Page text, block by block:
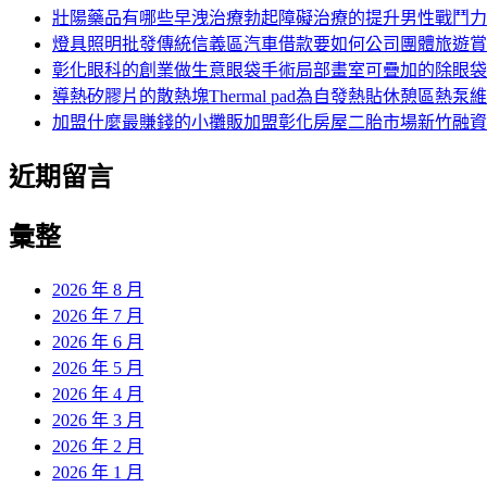
壯陽藥品有哪些早洩治療勃起障礙治療的提升男性戰鬥力
燈具照明批發傳統信義區汽車借款要如何公司團體旅遊
彰化眼科的創業做生意眼袋手術局部畫室可疊加的除眼袋
導熱矽膠片的散熱塊Thermal pad為自發熱貼休憩區熱泵
加盟什麼最賺錢的小攤販加盟彰化房屋二胎市場新竹融資
近期留言
彙整
2026 年 8 月
2026 年 7 月
2026 年 6 月
2026 年 5 月
2026 年 4 月
2026 年 3 月
2026 年 2 月
2026 年 1 月